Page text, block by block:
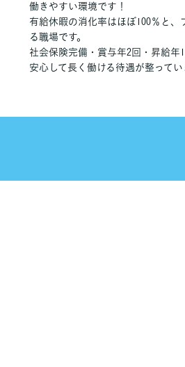
働きやすい環境です！
有給休暇の消化率はほぼ100％と、
る職場です。
社会保険完備・賞与年2回・昇給年
安心して長く働ける待遇が整ってい